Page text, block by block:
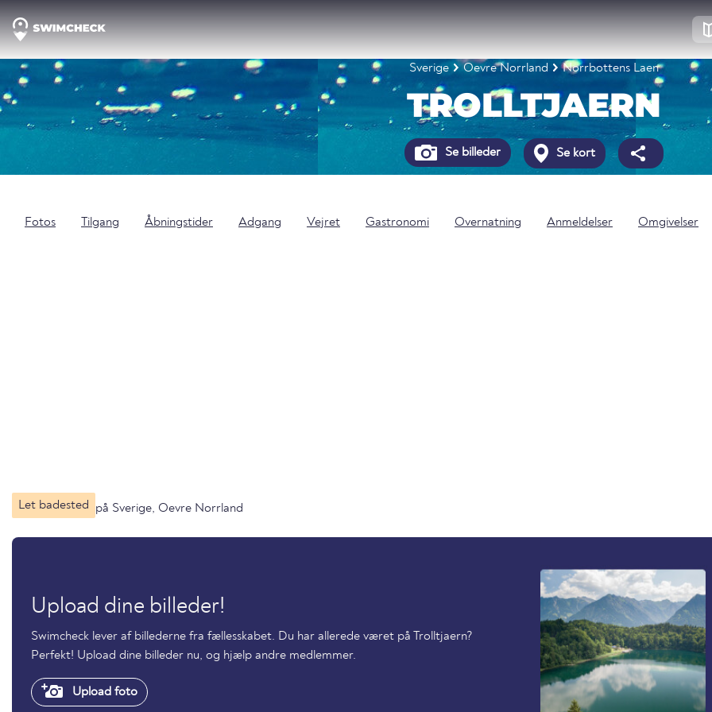
Sverige Oevre Norrland Norrbottens Laen
TROLLTJAERN
Se billeder Se kort
Fotos Tilgang Åbningstider Adgang Vejret Gastronomi Overnatning Anmeldelser Omgivelser
Let badested på Sverige, Oevre Norrland
Upload dine billeder!
Swimcheck lever af billederne fra fællesskabet. Du har allerede været på Trolltjaern?
Perfekt! Upload dine billeder nu, og hjælp andre medlemmer.
Upload foto